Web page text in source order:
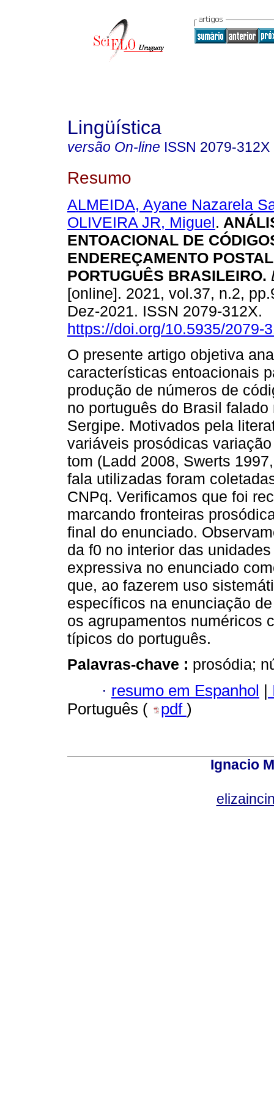
Lingüística
versão On-line ISSN 2079-312X
Resumo
ALMEIDA, Ayane Nazarela
OLIVEIRA JR, Miguel.
ENTOACIONAL DE
ENDEREÇAMENTO
PORTUGUÊS BRASILEIRO.
[online]. 2021, vol.37, n.2,
Dez-2021. ISSN 2079-312X.
https://doi.org/10.5935/2079-
O presente artigo objetiva
características entoacionais
produção de números de
no português do Brasil
Sergipe. Motivados pela
variáveis prosódicas
tom (Ladd 2008, Swerts
fala utilizadas foram
CNPq. Verificamos que foi
marcando fronteiras
final do enunciado.
da f0 no interior das
expressiva no enunciado
que, ao fazerem uso
específicos na enunciação
os agrupamentos numéricos
típicos do português.
Palavras-chave : prosódia;
· resumo em Espanhol |
Português (
pdf )
Ignacio